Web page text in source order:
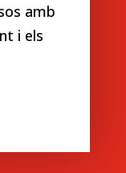
amb
i els